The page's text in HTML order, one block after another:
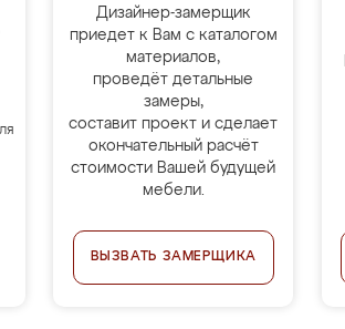
Дизайнер-замерщик
приедет к Вам с каталогом
материалов,
проведёт детальные
замеры,
составит проект и сделает
окончательный расчёт
стоимости Вашей будущей
мебели.
ВЫЗВАТЬ ЗАМЕРЩИКА